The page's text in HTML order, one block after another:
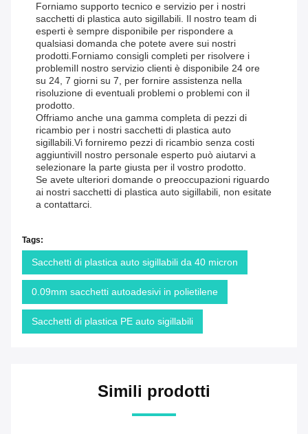
Forniamo supporto tecnico e servizio per i nostri
sacchetti di plastica auto sigillabili. Il nostro team di
esperti è sempre disponibile per rispondere a
qualsiasi domanda che potete avere sui nostri
prodotti.Forniamo consigli completi per risolvere i
problemiIl nostro servizio clienti è disponibile 24 ore
su 24, 7 giorni su 7, per fornire assistenza nella
risoluzione di eventuali problemi o problemi con il
prodotto.
Offriamo anche una gamma completa di pezzi di
ricambio per i nostri sacchetti di plastica auto
sigillabili.Vi forniremo pezzi di ricambio senza costi
aggiuntiviIl nostro personale esperto può aiutarvi a
selezionare la parte giusta per il vostro prodotto.
Se avete ulteriori domande o preoccupazioni riguardo
ai nostri sacchetti di plastica auto sigillabili, non esitate
a contattarci.
Tags:
Sacchetti di plastica auto sigillabili da 40 micron
0.09mm sacchetti autoadesivi in polietilene
Sacchetti di plastica PE auto sigillabili
Simili prodotti